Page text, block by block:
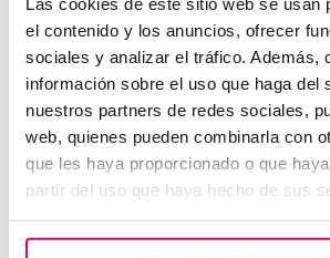
el contenido y los anuncios, ofrecer
sociales y analizar el tráfico. Además,
información sobre el uso que haga del
nuestros partners de redes sociales,
web, quienes pueden combinarla con
que les haya proporcionado o que
partir del uso que haya hecho de sus
Cosa fare in caso di ritardo mestruale
gravidanza negativo?